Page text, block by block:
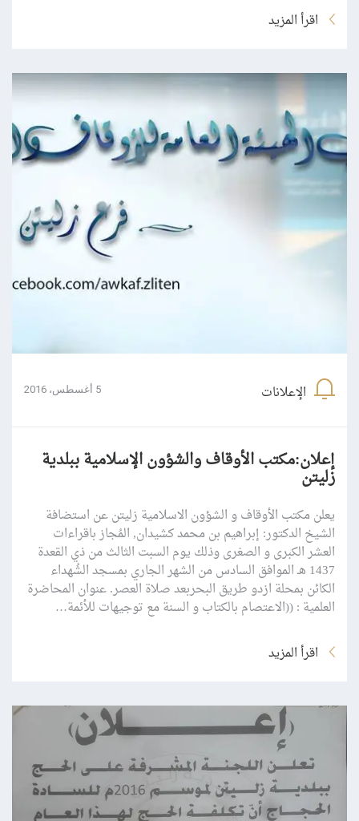
اقرأ المزيد
الإعلانات 5 أغسطس، 2016
إعلان:مكتب الأوقاف والشؤون الإسلامية ببلدية
زليتن
يعلن مكتب الأوقاف و الشؤون الاسلامية زليتن عن استضافة
الشيخ الدكتور: إبراهيم بن محمد كشيدان, المُجاز باقراءات
العشر الكبرى و الصغرى وذلك يوم السبت الثالث من ذي القعدة
1437 هـ الموافق السادس من الشهر الجاري بمسجد الشُهداء
الكائن بمحلة ازدو طريق البحربعد صلاة العصر. عنوان المحاضرة
العلمية : ((الاعتصام بالكتاب و السنة مع توجيهات للأئمة…
اقرأ المزيد